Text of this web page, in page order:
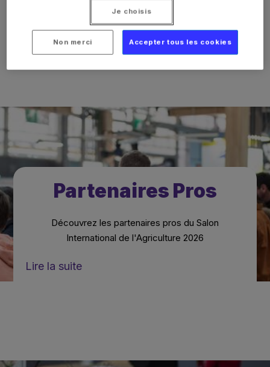
meilleur parti de votre expérience à SIA PRO.
Partenaires Pros
Découvrez les partenaires pros du Salon
International de l'Agriculture 2026
Lire la suite
Je choisis
Non merci Accepter tous les cookies